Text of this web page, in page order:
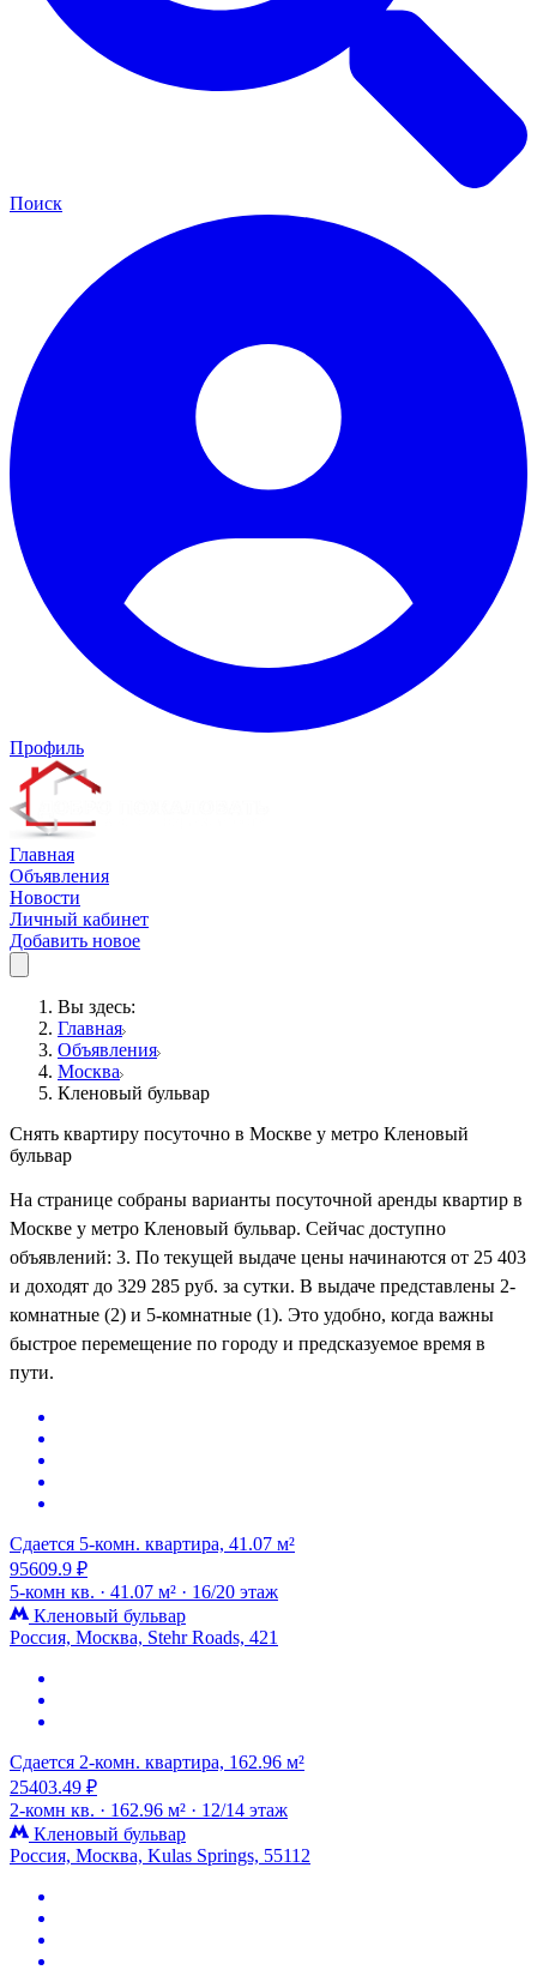
Поиск
Профиль
Главная
Объявления
Новости
Личный кабинет
Добавить новое
Вы здесь:
Главная
Объявления
Москва
Кленовый бульвар
Снять квартиру посуточно в Москве у метро Кленовый
бульвар
На странице собраны варианты посуточной аренды квартир в
Москве у метро Кленовый бульвар. Сейчас доступно
объявлений: 3. По текущей выдаче цены начинаются от 25 403
и доходят до 329 285 руб. за сутки. В выдаче представлены 2-
комнатные (2) и 5-комнатные (1). Это удобно, когда важны
быстрое перемещение по городу и предсказуемое время в
пути.
Сдается 5-комн. квартира, 41.07 м²
95609.9 ₽
5-комн кв. · 41.07 м² · 16/20 этаж
Кленовый бульвар
Россия, Москва, Stehr Roads, 421
Сдается 2-комн. квартира, 162.96 м²
25403.49 ₽
2-комн кв. · 162.96 м² · 12/14 этаж
Кленовый бульвар
Россия, Москва, Kulas Springs, 55112